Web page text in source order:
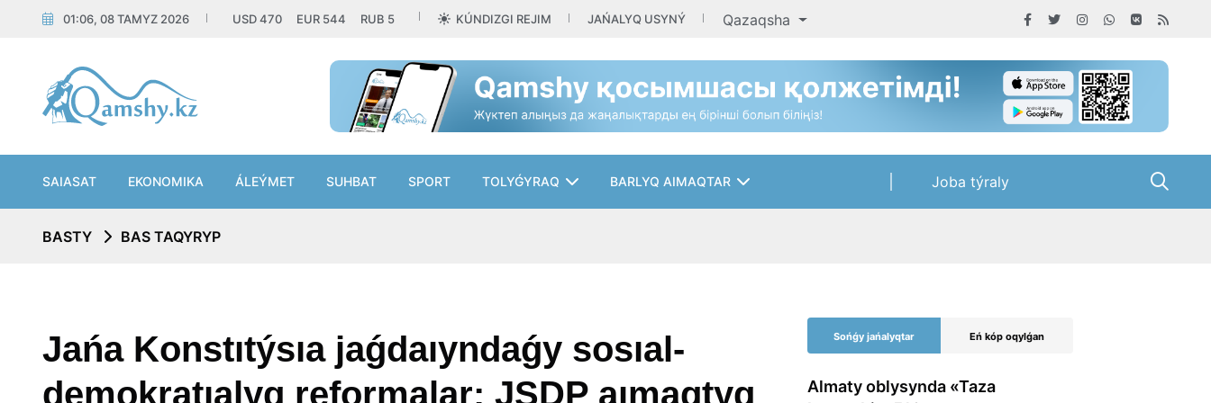
01:06, 08 TAMYZ 2026 USD470 EUR 544 RUB 5 KÚNDIZGI REJIM JAŃALYQ USYNÝ Qazaqsha
SAIASAT EKONOMIKA ÁLEÝMET SUHBAT SPORT TOLYǴYRAQ BARLYQ AIMAQTAR Joba týraly
BASTY BAS TAQYRYP
Jańa Konstıtýsıa jaǵdaıyndaǵy sosıal-
demokratıalyq reformalar: JSDP aımaqtyq
Sońǵy jańalyqtar Eń kóp oqylǵan
Almaty oblysynda «Taza